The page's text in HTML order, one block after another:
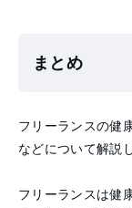
まとめ
フリーランスの健
などについて解説
フリーランスは健